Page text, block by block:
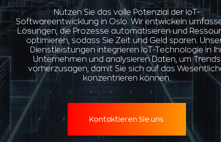
Nutzen Sie das volle Potenzial der IoT-
Softwareentwicklung in Oslo. Wir entwickeln
Lösungen, die Prozesse automatisieren und
optimieren, sodass Sie Zeit und Geld sparen.
Dienstleistungen integrieren IoT-Technologie in
Unternehmen und analysieren Daten, um Trends
vorherzusagen, damit Sie sich auf das
konzentrieren können.
Kontaktieren Sie uns